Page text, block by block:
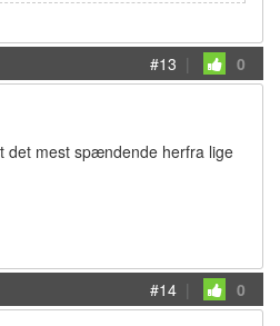
#13 | 0
det mest spændende herfra lige
#14 | 0